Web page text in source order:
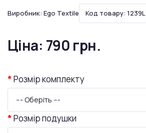
Виробник: Ego Textile Код товару: 1239L
Ціна: 790 грн.
Розмір комплекту
--- Оберіть ---
Розмір подушки